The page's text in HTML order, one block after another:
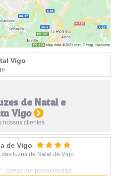
Vigo
de Natal e
Vigo
nossos clientes
de Vigo
das luzes de Natal de Vigo
(preço por pessoa/noite)